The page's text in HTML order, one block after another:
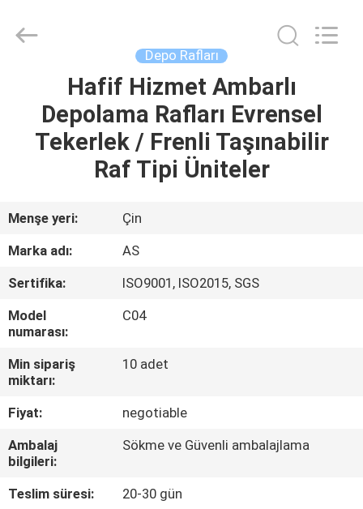
ÜRÜNLER
HAKKIMIZDA
FABRIKA
TURU
KALITE
KONTROL
BIZE
Shelves
Co.,Ltd.
Depo Rafları
Hafif Hizmet Ambarlı
Depolama Rafları Evrensel
Tekerlek / Frenli Taşınabilir
Raf Tipi Üniteler
Menşe yeri:
Çin
Marka adı:
AS
Sertifika:
ISO9001, ISO2015, SGS
Model
numarası:
C04
Min sipariş
miktarı:
10 adet
Fiyat:
negotiable
Ambalaj
bilgileri:
Sökme ve Güvenli ambalajlama
Teslim süresi:
20-30 gün